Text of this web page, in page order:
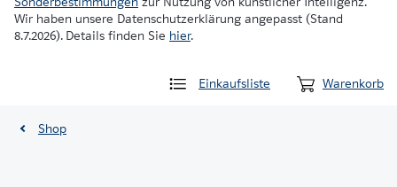
Wir haben unsere Datenschutzerklärung angepasst (Stand
8.7.2026). Details finden Sie hier.
Einkaufsliste Warenkorb
Shop